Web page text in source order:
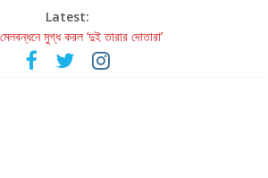
Latest:
মুগ্ধ করল ‘দুই তারার দোতারা’
গান শোনার বিবর্তনের গল্প
মঞ্চে এবার রথযাত্রার উদযাপন